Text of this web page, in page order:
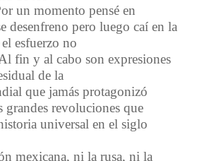
un momento pensé en
desenfreno pero luego caí en la
esfuerzo no
fin y al cabo son expresiones
de la
que jamás protagonizó
grandes revoluciones que
universal en el siglo
mexicana, ni la rusa, ni la